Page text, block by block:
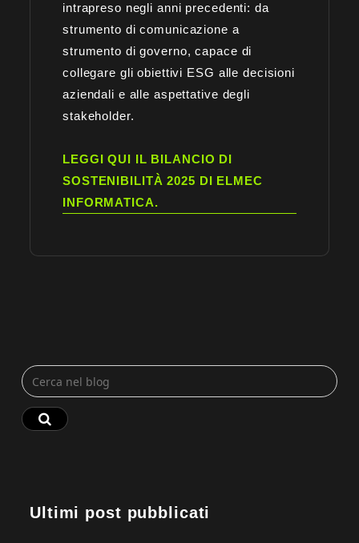
intrapreso negli anni precedenti: da
strumento di comunicazione a
strumento di governo, capace di
collegare gli obiettivi ESG alle decisioni
aziendali e alle aspettative degli
stakeholder.
LEGGI QUI IL BILANCIO DI
SOSTENIBILITÀ 2025 DI ELMEC
INFORMATICA.
Ultimi post pubblicati